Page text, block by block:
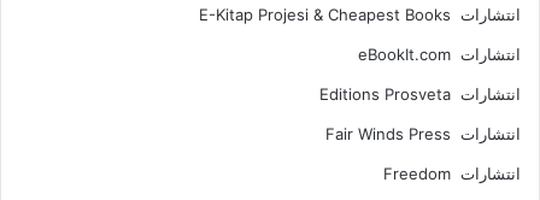
انتشارات E-Kitap Projesi & Cheapest Books
انتشارات eBookIt.com
انتشارات Editions Prosveta
انتشارات Fair Winds Press
انتشارات Freedom